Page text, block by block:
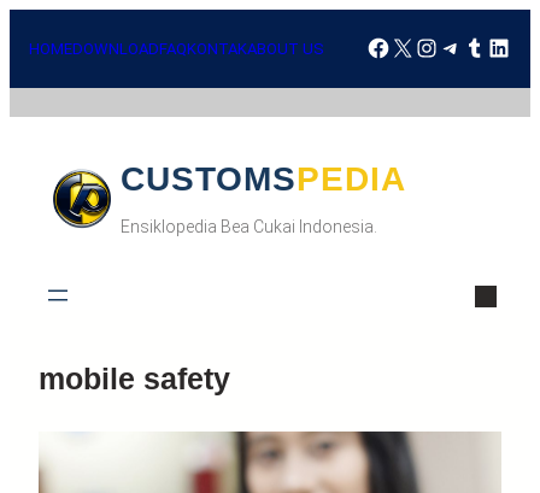
HOMEDOWNLOADFAQKONTAKABOUT US Facebook
X
CUSTOMSPEDIA
Ensiklopedia Bea Cukai Indonesia.
mobile safety